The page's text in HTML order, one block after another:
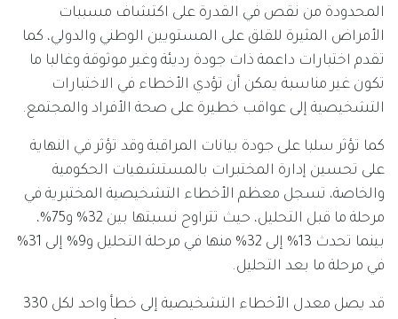
المحدودة من نقص في القدرة على اكتشاف مسببات
الأمراض المثيرة للقلق على المستويين الوطني والدولي، كما
تقدم اختبارات داعمة ذات جودة رديئة وغير موثوقة وغالبا ما
تكون غير مناسبة يمكن أن تؤدي الأخطاء في الاختبارات
التشخيصية إلى عواقب خطيرة على صحة الأفراد والمجتمع.
كما تؤثر سلبا على جودة بيانات المراقبة وقد تؤثر في النهاية
على تحسين إدارة المختبرات بالمستشفيات الحكومية
والخاصة، تسجل معظم الأخطاء التشخيصية المختبرية في
مرحلة ما قبل التحليل، حيث تتراوح نسبتها بين 32% و75%،
بينما تحدث 13% إلى 32% منها في مرحلة التحليل و9% إلى 31%
في مرحلة ما بعد التحليل.
قد يصل معدل الأخطاء التشخيصية إلى خطأ واحد لكل 330